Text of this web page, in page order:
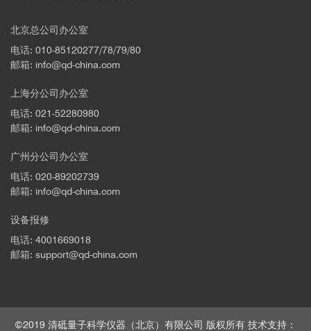
北京总公司办公室
电话: 010-85120277/78/79/80
邮箱: info@qd-china.com
上海分公司办公室
电话: 021-52280980
邮箱: info@qd-china.com
广州分公司办公室
电话: 020-89202739
邮箱: info@qd-china.com
设备报修
电话: 4001669018
邮箱: support@qd-china.com
©2019 清砥量子科学仪器（北京）有限公司 版权所有 技术支持：